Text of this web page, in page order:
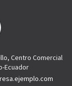
Centro Comercial
Ecuador